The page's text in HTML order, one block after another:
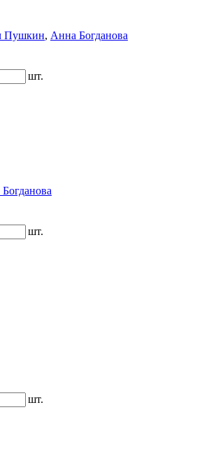
Пушкин, Анна Богданова
шт.
шт.
шт.